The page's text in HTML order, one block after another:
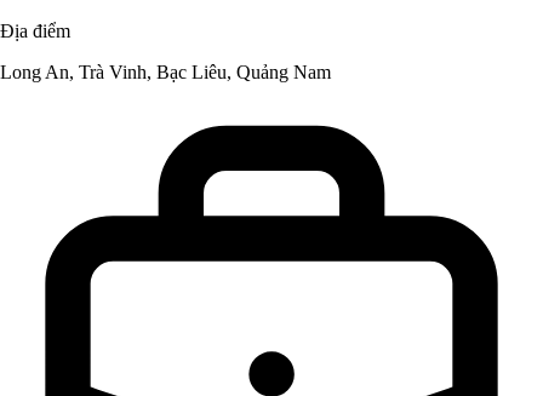
Địa điểm
Long An, Trà Vinh, Bạc Liêu, Quảng Nam